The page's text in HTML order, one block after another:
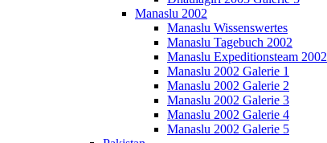
Manaslu 2002
Manaslu Wissenswertes
Manaslu Tagebuch 2002
Manaslu Expeditionsteam 2002
Manaslu 2002 Galerie 1
Manaslu 2002 Galerie 2
Manaslu 2002 Galerie 3
Manaslu 2002 Galerie 4
Manaslu 2002 Galerie 5